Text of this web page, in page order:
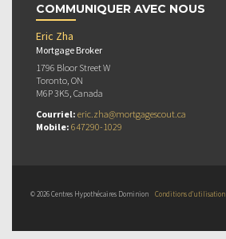
COMMUNIQUER AVEC NOUS
Eric Zha
Mortgage Broker
1796 Bloor Street W
Toronto, ON
M6P 3K5, Canada
Courriel: eric.zha@mortgagescout.ca
Mobile: 647290-1029
© 2026 Centres Hypothécaires Dominion Conditions d’utilisation